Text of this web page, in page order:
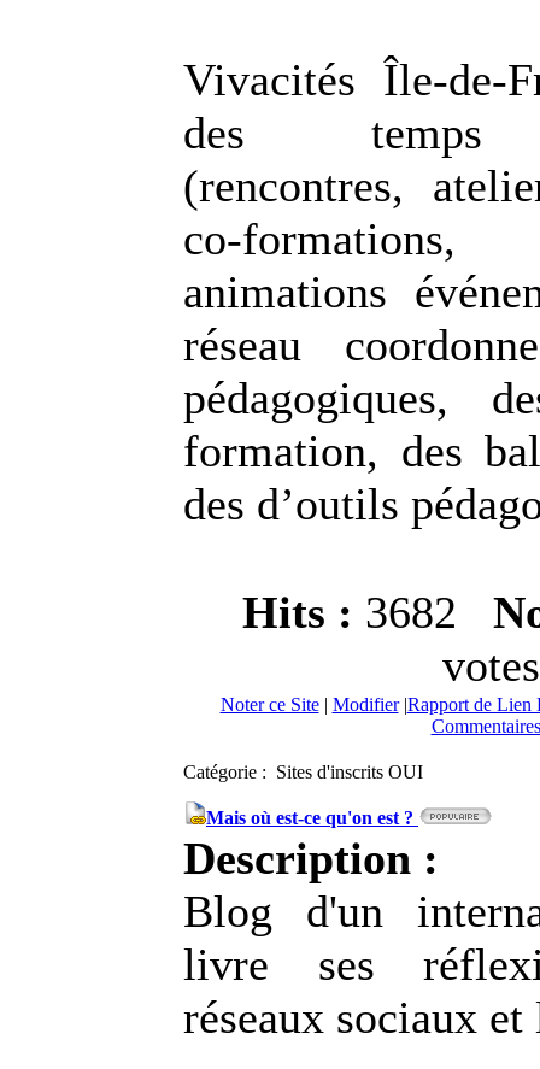
Vivacités Île-de-
des temps
(rencontres,
co-
animations
réseau
pédagogiques,
formation, des
des d’outils
Hits : 3682
Noter ce Site| Modifier|Rapport de Lien
Catégorie : Sites d'inscrits OUI
Mais où est-ce qu'on est ?
Description :
Blog d'un
livre ses
réseaux sociaux et